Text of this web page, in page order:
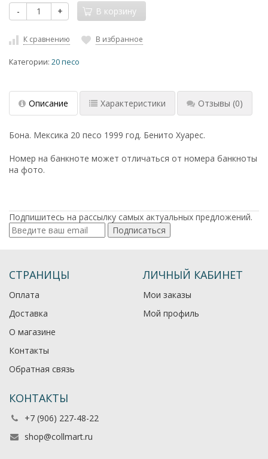
- + В корзину
К сравнению В избранное
Категории: 20 песо
Описание Характеристики Отзывы (0)
Бона. Мексика 20 песо 1999 год. Бенито Хуарес.
Номер на банкноте может отличаться от номера банкноты
на фото.
Подпишитесь на рассылку самых актуальных предложений.
Подписаться
СТРАНИЦЫ
Оплата
Доставка
О магазине
Контакты
Обратная связь
ЛИЧНЫЙ КАБИНЕТ
Мои заказы
Мой профиль
КОНТАКТЫ
+7 (906) 227-48-22
shop@collmart.ru